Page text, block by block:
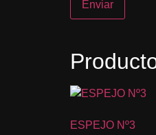
ESPEJO Nº3